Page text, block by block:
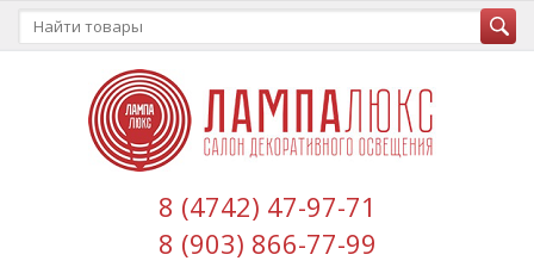
8 (4742) 47-97-71
8 (903) 866-77-99